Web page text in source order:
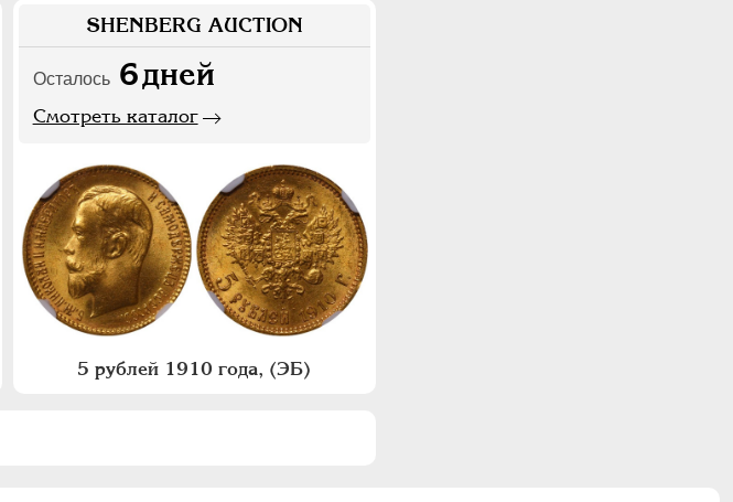
SHENBERG AUCTION
Осталось 6дней
Смотреть каталог
5 рублей 1910 года, (ЭБ)